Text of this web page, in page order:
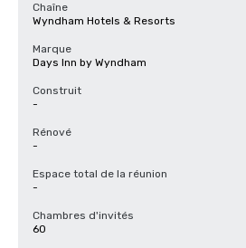
Chaîne
Wyndham Hotels & Resorts
Marque
Days Inn by Wyndham
Construit
-
Rénové
-
Espace total de la réunion
-
Chambres d'invités
60